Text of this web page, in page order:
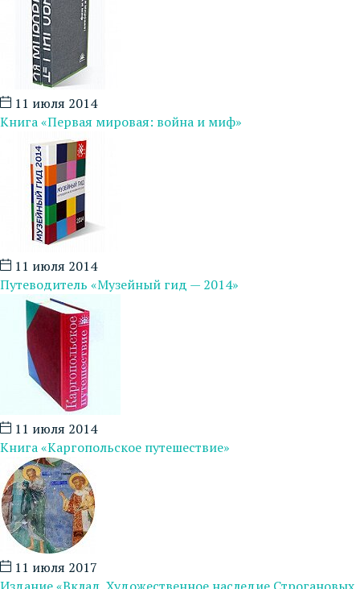
11 июля 2014
Книга «Первая мировая: война и миф»
11 июля 2014
Путеводитель «Музейный гид — 2014»
11 июля 2014
Книга «Каргопольское путешествие»
11 июля 2017